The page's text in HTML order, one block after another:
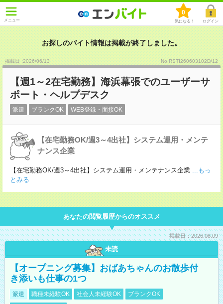
メニュー
0
気になる！ ログイン
お探しのバイト情報は掲載が終了しました。
掲載日 :2026/06/13 No.RSTI260603102D/12
【週1～2在宅勤務】海浜幕張でのユーザーサ
ポート・ヘルプデスク
派遣 ブランクOK WEB登録・面接OK
【在宅勤務OK/週3～4出社】システム運用・メンテ
ナンス企業
【在宅勤務OK/週3～4出社】システム運用・メンテナンス企業 ...もっ
とみる
あなたの閲覧履歴からのオススメ
掲載日：2026.08.09
未読
【オープニング募集】おばあちゃんのお散歩付
き添いも仕事の1つ
派遣 職種未経験OK 社会人未経験OK
ブランクOK